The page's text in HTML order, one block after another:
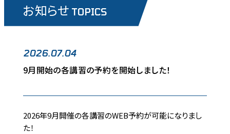
お知らせ TOPICS
2026.07.04
9月開始の各講習の予約を開始しました！
2026年9月開催の各講習のWEB予約が可能になりまし
た！